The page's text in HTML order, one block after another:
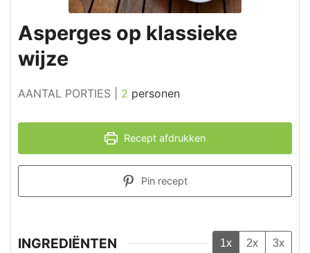
Asperges op klassieke
wijze
AANTAL PORTIES | 2 personen
Recept afdrukken
Pin recept
INGREDIËNTEN 1x 2x 3x